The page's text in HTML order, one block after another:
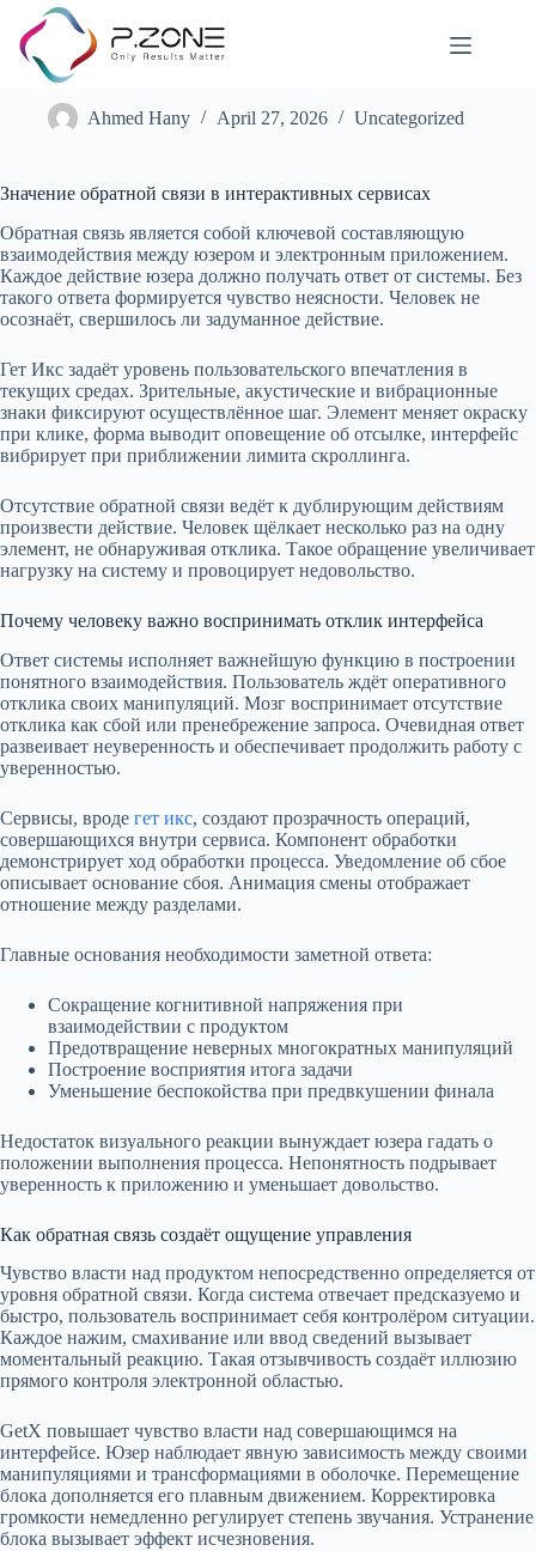
Значение обратной связи в интерактивных сервисах
Ahmed Hany April 27, 2026 Uncategorized
Значение обратной связи в интерактивных сервисах
Обратная связь является собой ключевой составляющую
взаимодействия между юзером и электронным приложением.
Каждое действие юзера должно получать ответ от системы. Без
такого ответа формируется чувство неясности. Человек не
осознаёт, свершилось ли задуманное действие.
Гет Икс задаёт уровень пользовательского впечатления в
текущих средах. Зрительные, акустические и вибрационные
знаки фиксируют осуществлённое шаг. Элемент меняет окраску
при клике, форма выводит оповещение об отсылке, интерфейс
вибрирует при приближении лимита скроллинга.
Отсутствие обратной связи ведёт к дублирующим действиям
произвести действие. Человек щёлкает несколько раз на одну
элемент, не обнаруживая отклика. Такое обращение увеличивает
нагрузку на систему и провоцирует недовольство.
Почему человеку важно воспринимать отклик интерфейса
Ответ системы исполняет важнейшую функцию в построении
понятного взаимодействия. Пользователь ждёт оперативного
отклика своих манипуляций. Мозг воспринимает отсутствие
отклика как сбой или пренебрежение запроса. Очевидная ответ
развеивает неуверенность и обеспечивает продолжить работу с
уверенностью.
Сервисы, вроде гет икс, создают прозрачность операций,
совершающихся внутри сервиса. Компонент обработки
демонстрирует ход обработки процесса. Уведомление об сбое
описывает основание сбоя. Анимация смены отображает
отношение между разделами.
Главные основания необходимости заметной ответа:
Сокращение когнитивной напряжения при
взаимодействии с продуктом
Предотвращение неверных многократных манипуляций
Построение восприятия итога задачи
Уменьшение беспокойства при предвкушении финала
Недостаток визуального реакции вынуждает юзера гадать о
положении выполнения процесса. Непонятность подрывает
уверенность к приложению и уменьшает довольство.
Как обратная связь создаёт ощущение управления
Чувство власти над продуктом непосредственно определяется от
уровня обратной связи. Когда система отвечает предсказуемо и
быстро, пользователь воспринимает себя контролёром ситуации.
Каждое нажим, смахивание или ввод сведений вызывает
моментальный реакцию. Такая отзывчивость создаёт иллюзию
прямого контроля электронной областью.
GetX повышает чувство власти над совершающимся на
интерфейсе. Юзер наблюдает явную зависимость между своими
манипуляциями и трансформациями в оболочке. Перемещение
блока дополняется его плавным движением. Корректировка
громкости немедленно регулирует степень звучания. Устранение
блока вызывает эффект исчезновения.